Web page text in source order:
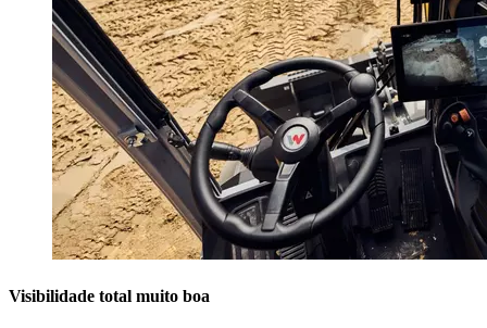
Visibilidade total muito boa